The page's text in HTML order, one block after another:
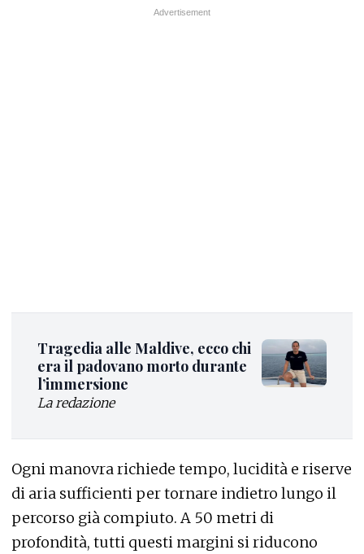
Tragedia alle Maldive, ecco chi
era il padovano morto durante
l’immersione
La redazione
Ogni manovra richiede tempo, lucidità e riserve
di aria sufficienti per tornare indietro lungo il
percorso già compiuto. A 50 metri di
profondità, tutti questi margini si riducono